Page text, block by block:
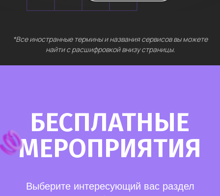
полезные рекомендации и советы по работе
с нейросетями для тех, кто делает первые
шаги в области ИИ.
Нейросети для разработки и IT
—
углубленное изучение ИИ для решения
автономных систем.
IT-профессии 16
Высшее образование 2